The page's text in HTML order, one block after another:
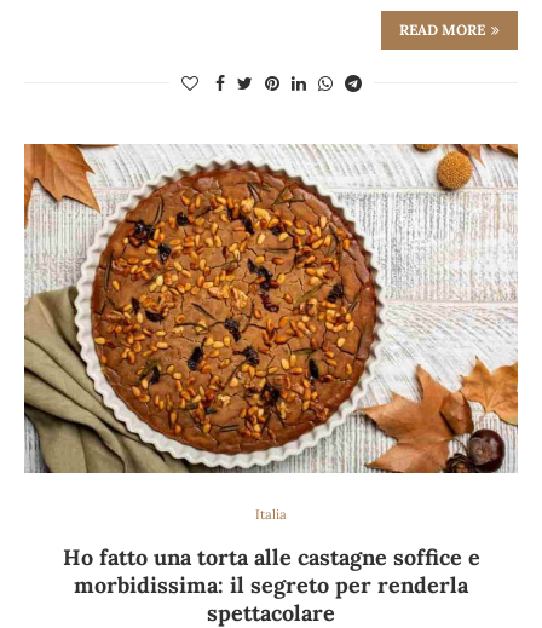
READ MORE
Italia
Ho fatto una torta alle castagne soffice e
morbidissima: il segreto per renderla
spettacolare